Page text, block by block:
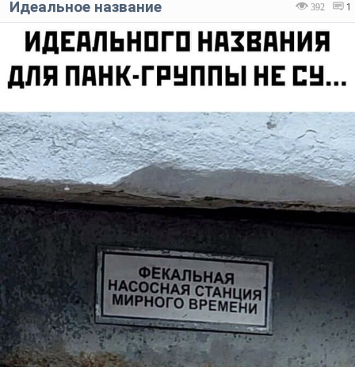
392 1
Идеальное название